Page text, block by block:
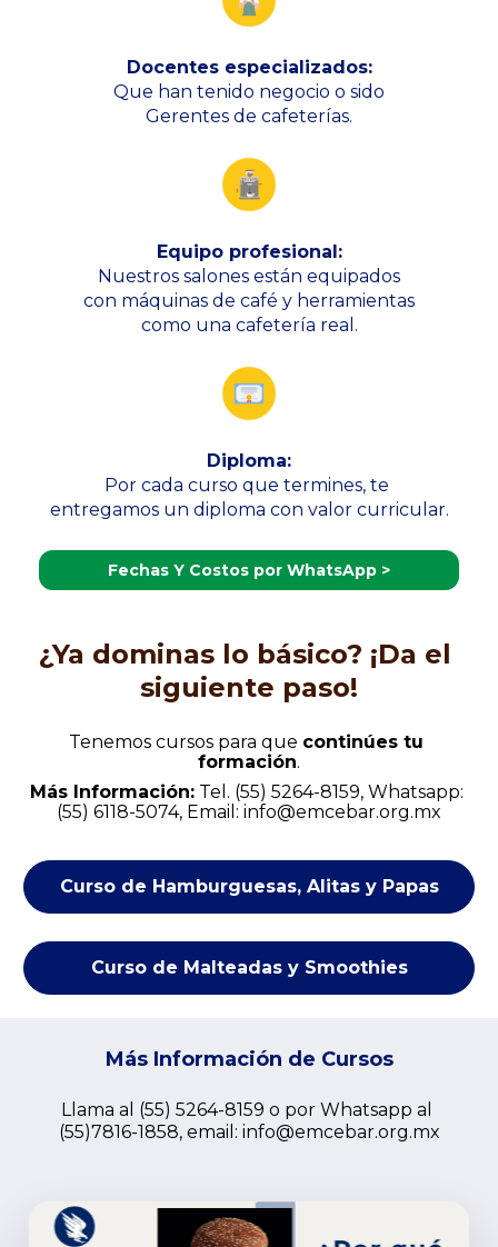
Docentes especializados:
Que han tenido negocio o sido
Gerentes de cafeterías.
Equipo profesional:
Nuestros salones están equipados
con máquinas de café y herramientas
como una cafetería real.
Diploma:
Por cada curso que termines, te
entregamos un diploma con valor curricular.
Fechas Y Costos por WhatsApp >
¿Ya dominas lo básico? ¡Da el
siguiente paso!
Tenemos cursos para que continúes tu
formación.
Más Información: Tel. (55) 5264-8159, Whatsapp:
(55) 6118-5074, Email: info@emcebar.org.mx
Curso de Hamburguesas, Alitas y Papas
Curso de Malteadas y Smoothies
Más Información de Cursos
Llama al (55) 5264-8159 o por Whatsapp al
(55)7816-1858, email: info@emcebar.org.mx